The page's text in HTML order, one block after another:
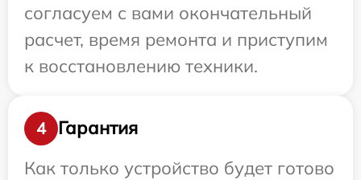
согласуем с вами окончательный
расчет, время ремонта и приступим
к восстановлению техники.
4
Гарантия
Как только устройство будет готово